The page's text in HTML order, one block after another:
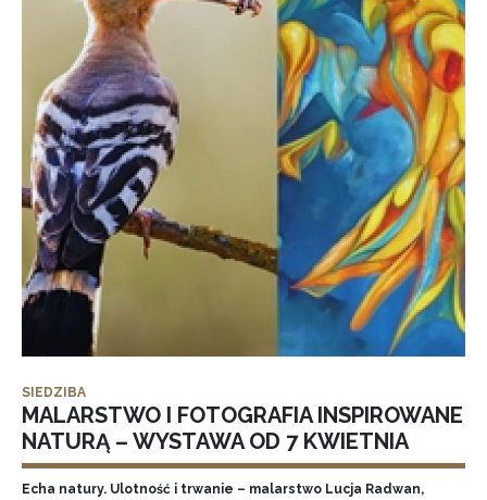
SIEDZIBA
MALARSTWO I FOTOGRAFIA INSPIROWANE
NATURĄ – WYSTAWA OD 7 KWIETNIA
Echa natury. Ulotność i trwanie – malarstwo Lucja Radwan,